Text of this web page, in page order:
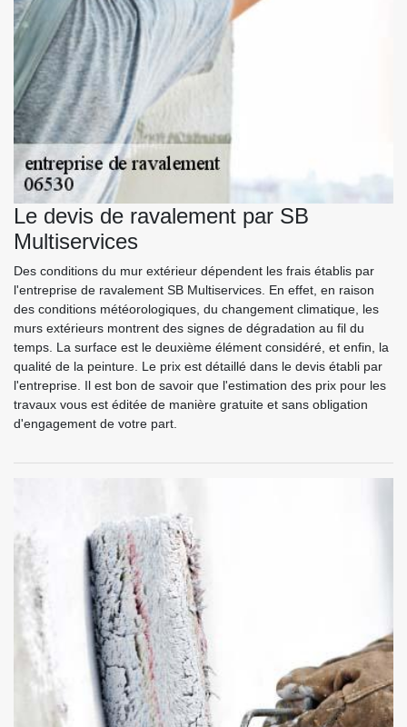
Le devis de ravalement par SB
Multiservices
Des conditions du mur extérieur dépendent les frais établis par
l'entreprise de ravalement SB Multiservices. En effet, en raison
des conditions météorologiques, du changement climatique, les
murs extérieurs montrent des signes de dégradation au fil du
temps. La surface est le deuxième élément considéré, et enfin, la
qualité de la peinture. Le prix est détaillé dans le devis établi par
l'entreprise. Il est bon de savoir que l'estimation des prix pour les
travaux vous est éditée de manière gratuite et sans obligation
d'engagement de votre part.